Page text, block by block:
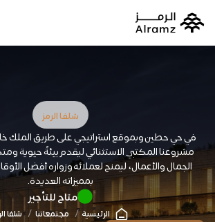
شلفا الرمز
في حي حطين وبموقع استراتيجي على طريق الملك
مشروعنا المكتبي الاستثنائي ليقدم بيئةً حيوية
الجمال والأعمال، ليمنح لعملائه وزواره أفضل
بمميزاته العديدة.
متاح للتأجير
الرئيسية مجتمعاتنا شلفا